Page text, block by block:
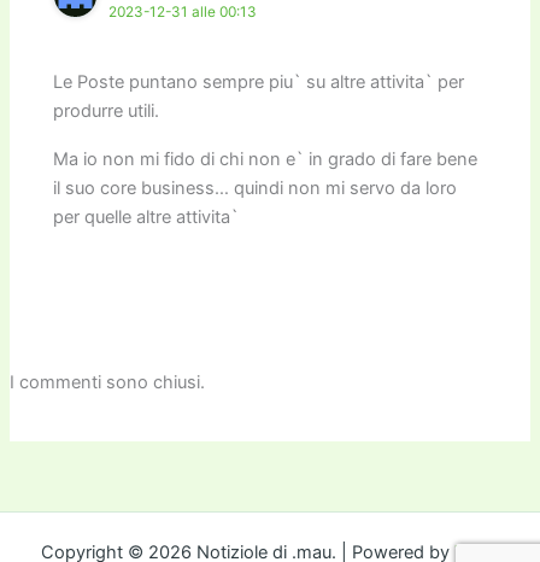
2023-12-31 alle 00:13
Le Poste puntano sempre piu` su altre attivita` per
produrre utili.
Ma io non mi fido di chi non e` in grado di fare bene
il suo core business… quindi non mi servo da loro
per quelle altre attivita`
I commenti sono chiusi.
Copyright © 2026 Notiziole di .mau. | Powered by Tema